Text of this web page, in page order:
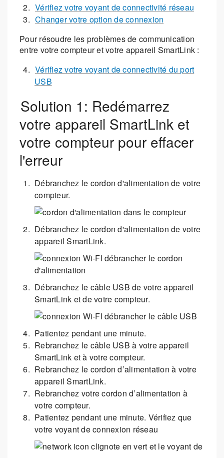
Vérifiez votre voyant de connectivité réseau
Changer votre option de connexion
Pour résoudre les problèmes de communication
entre votre compteur et votre appareil SmartLink :
Vérifiez votre voyant de connectivité du port
USB
Solution 1: Redémarrez
votre appareil SmartLink et
votre compteur pour effacer
l'erreur
Débranchez le cordon d'alimentation de votre
compteur.
Débranchez le cordon d'alimentation de votre
appareil SmartLink.
Débranchez le câble USB de votre appareil
SmartLink et de votre compteur.
Patientez pendant une minute.
Rebranchez le câble USB à votre appareil
SmartLink et à votre compteur.
Rebranchez le cordon d’alimentation à votre
appareil SmartLink.
Rebranchez votre cordon d’alimentation à
votre compteur.
Patientez pendant une minute. Vérifiez que
votre voyant de connexion réseau
clignote en vert et le voyant de